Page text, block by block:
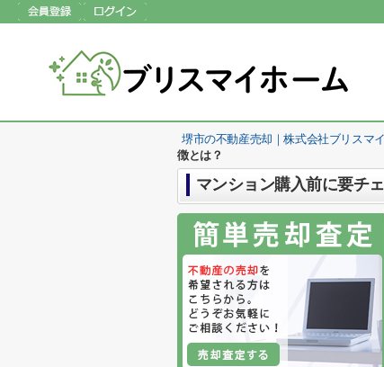
堺市の不動産売却｜株式会社ブリスマ
徴とは？
マンション購入前に要チ